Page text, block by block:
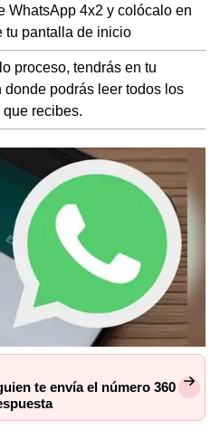
WhatsApp 4x2 y colócalo en
tu pantalla de inicio
proceso, tendrás en tu
podrás leer todos los
recibes.
te envía el número 360